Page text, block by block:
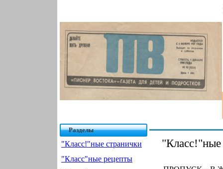
Разделы
"Класс!"ные странички
"Класс"ные рецепты
"Класс!"ные